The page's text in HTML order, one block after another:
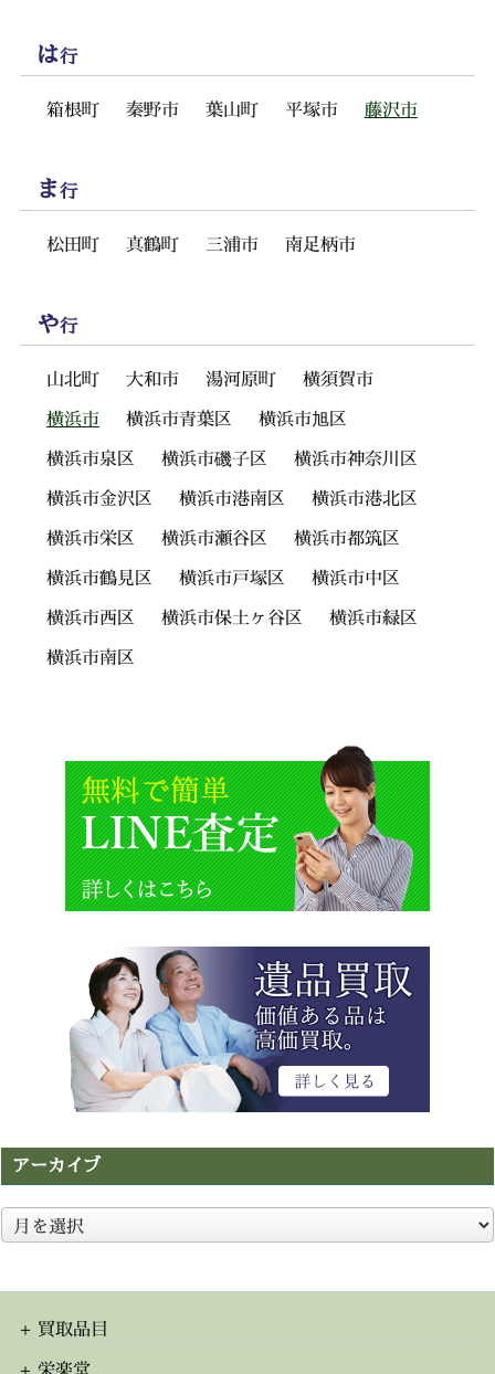
は行
箱根町 秦野市 葉山町 平塚市 藤沢市
ま行
松田町 真鶴町 三浦市 南足柄市
や行
山北町 大和市 湯河原町
横須賀市
横浜市
横浜市青葉区
横浜市旭区
横浜市泉区
横浜市磯子区
横浜市神奈川区
横浜市金沢区
横浜市港南区
横浜市港北区
横浜市栄区
横浜市瀬谷区
横浜市都筑区
横浜市鶴見区
横浜市戸塚区
横浜市中区
横浜市西区
横浜市保土ヶ谷区
横浜市緑区
横浜市南区
アーカイブ
ア
ー
イ
買取品目
栄楽堂